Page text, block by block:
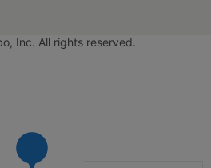
Inc. All rights reserved.